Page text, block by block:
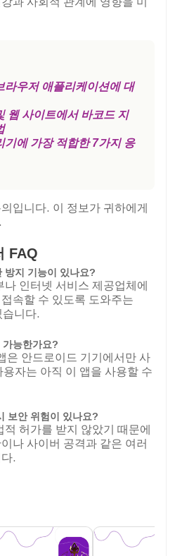
라우저 애플리케이션에 대
웹 사이트에서 바코드 지
기에 가장 적합한 7가지 응
입니다. 이 정보가 귀하에게
FAQ
지 기능이 있나요?
인터넷 서비스 제공업체에
속할 수 있도록 도와주는
니다.
가능한가요?
은 안드로이드 기기에서만 사
자는 아직 이 앱을 사용할 수
보안 위험이 있나요?
허가를 받지 않았기 때문에
나 사이버 공격과 같은 여러
.